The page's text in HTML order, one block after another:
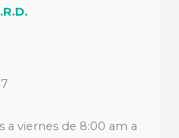
a viernes de 8:00 am a